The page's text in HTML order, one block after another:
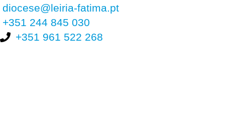
diocese@leiria-fatima.pt
+351 244 845 030
+351 961 522 268